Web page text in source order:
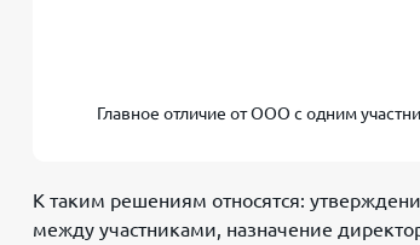
Главное отличие от ООО с одним
К таким решениям относятся:
между участниками, назначение